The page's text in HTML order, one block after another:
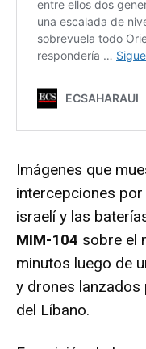
Imágenes que
intercepciones
israelí y las
MIM-104 sobre el
minutos luego de
y drones lanzados
del Líbano.